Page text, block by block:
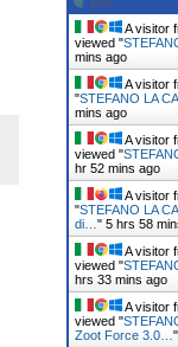
A visitor
viewed "
mins ago
A visitor
"STEFANO LA
mins ago
A visitor
viewed "
hr 52 mins ago
A visitor
"STEFANO LA
di… " 5 hrs 58
A visitor
viewed "
hrs 33 mins ago
A visitor
viewed "
Zoot Force 3.0… "